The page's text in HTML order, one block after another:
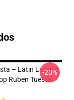
– Latin Laughs
Ruben Tuesta
-20%